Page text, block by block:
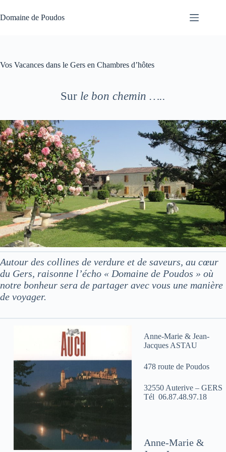
au
contenu
Domaine de Poudos
Vos Vacances dans le Gers en Chambres d’hôtes
Sur le bon chemin …..
Autour des collines de verdure et de saveurs, au cœur
du Gers, raisonne l’écho « Domaine de Poudos » où
notre bonheur sera de partager avec vous une manière
de voyager.
Anne-Marie & Jean-
Jacques ASTAU
478 route de Poudos
32550 Auterive – GERS
Tél 06.87.48.97.18
Anne-Marie &